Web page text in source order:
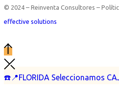
☎️📍FLORIDA Seleccionamos
© 2024 – Reinventa Consultores –
effective solutions